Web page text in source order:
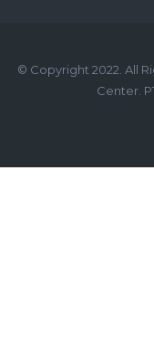
© Copyright 2022. All
Center.